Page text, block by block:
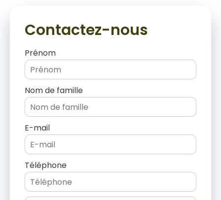
Contactez-nous
Prénom
Nom de famille
E-mail
Téléphone